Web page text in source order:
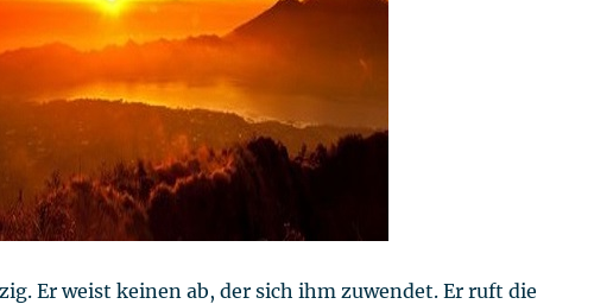
Er weist keinen ab, der sich ihm zuwendet. Er ruft die